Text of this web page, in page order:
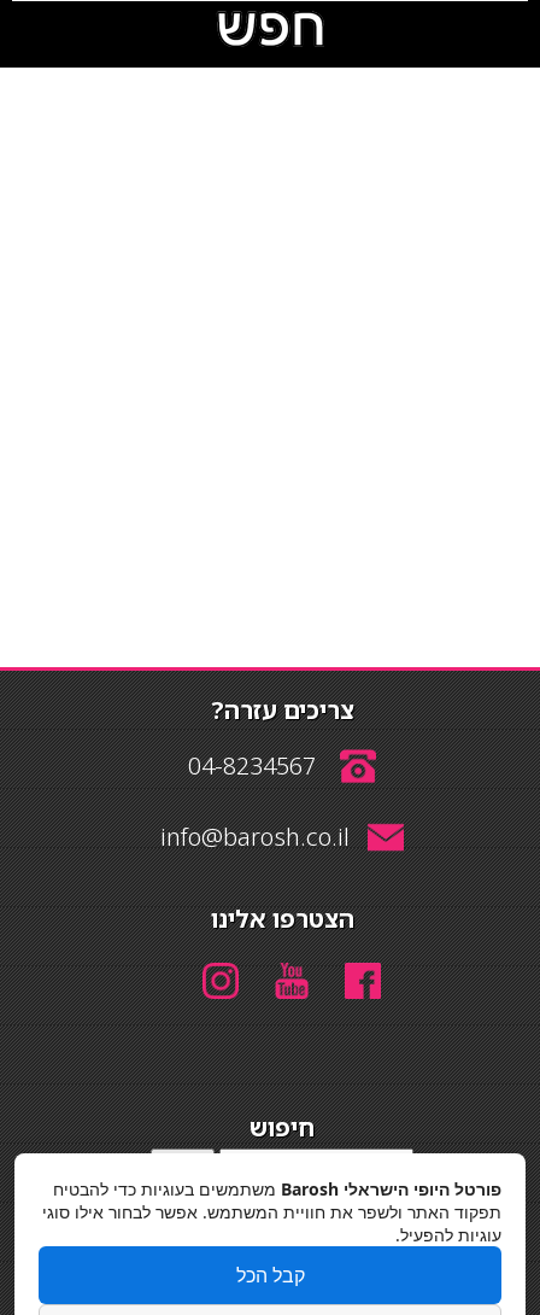
צריכים עזרה?
04-8234567
info@barosh.co.il
הצטרפו אלינו
חיפוש
מדיניות פרטיות
פורטל היופי הישראלי Barosh
משתמשים בעוגיות כדי להבטיח
תפקוד האתר ולשפר את חוויית המשתמש. אפשר לבחור אילו סוגי
עוגיות להפעיל.
קבל הכל